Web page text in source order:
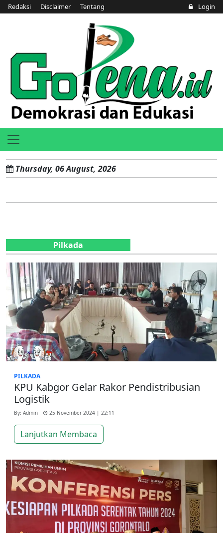
Redaksi Disclaimer Tentang Login
Thursday, 06 August, 2026
Pilkada
PILKADA
KPU Kabgor Gelar Rakor Pendistribusian
Logistik
By: Admin 25 November 2024 | 22:11
Lanjutkan Membaca